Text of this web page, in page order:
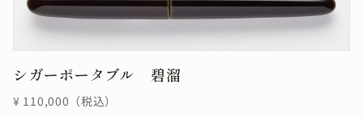
シガーポータブル 碧溜
¥ 110,000（税込）